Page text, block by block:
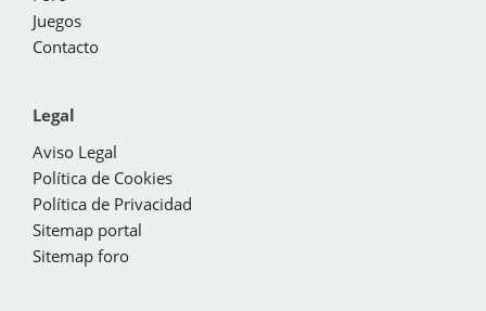
Juegos
Contacto
Legal
Aviso Legal
Política de Cookies
Política de Privacidad
Sitemap portal
Sitemap foro